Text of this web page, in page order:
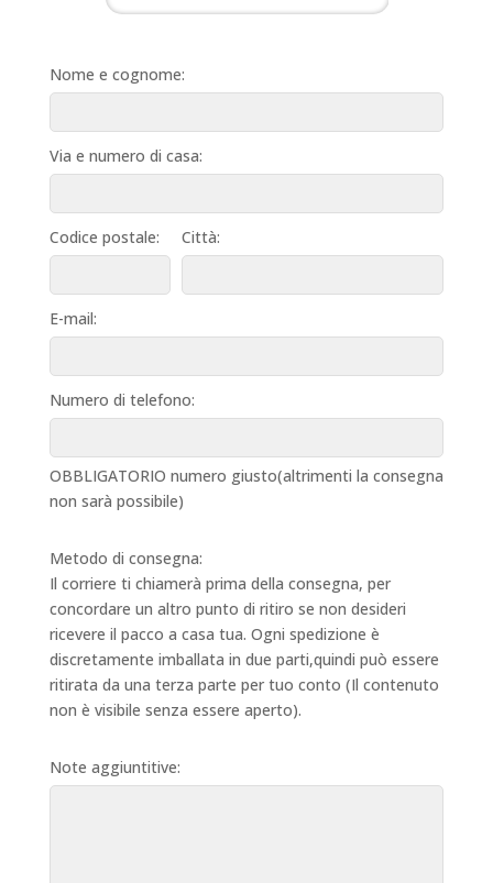
Nome e cognome:
Via e numero di casa:
Codice postale: Città:
E-mail:
Numero di telefono:
OBBLIGATORIO numero giusto(altrimenti la consegna
non sarà possibile)
Metodo di consegna:
Il corriere ti chiamerà prima della consegna, per
concordare un altro punto di ritiro se non desideri
ricevere il pacco a casa tua. Ogni spedizione è
discretamente imballata in due parti,quindi può essere
ritirata da una terza parte per tuo conto (Il contenuto
non è visibile senza essere aperto).
Note aggiuntitive: